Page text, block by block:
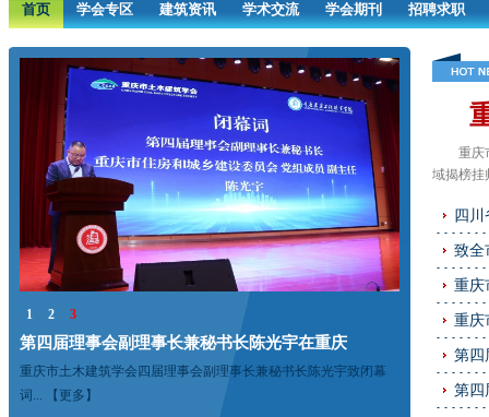
首页 学会专区 建筑资讯 学术交流 学会期刊 招聘求职
重庆市土
3月23日上午
筑工程职业学
第四届理事会副理事长兼秘书长陈光宇在重庆
重庆市土木建筑学会四届理事会副理事长兼秘书长陈光宇致闭幕
词...
【更多】
1 2 3
重庆市
域揭榜挂
四
致全
重庆
重庆
第四
第四